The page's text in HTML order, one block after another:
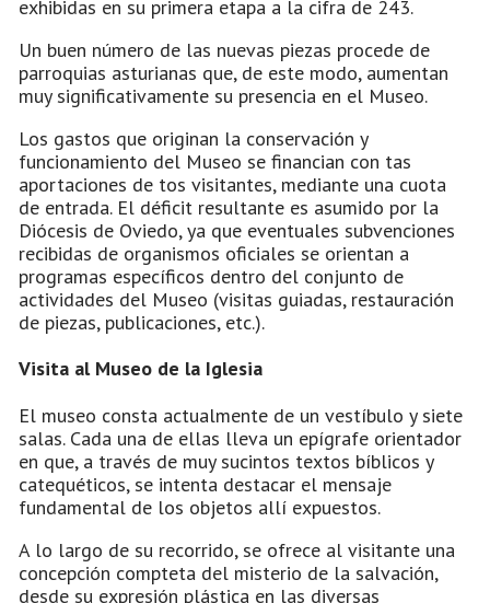
exhibidas en su primera etapa a la cifra de 243.
Un buen número de las nuevas piezas procede de
parroquias asturianas que, de este modo, aumentan
muy significativamente su presencia en el Museo.
Los gastos que originan la conservación y
funcionamiento del Museo se financian con tas
aportaciones de tos visitantes, mediante una cuota
de entrada. El déficit resultante es asumido por la
Diócesis de Oviedo, ya que eventuales subvenciones
recibidas de organismos oficiales se orientan a
programas específicos dentro del conjunto de
actividades del Museo (visitas guiadas, restauración
de piezas, publicaciones, etc.).
Visita al Museo de la Iglesia
El museo consta actualmente de un vestíbulo y siete
salas. Cada una de ellas lleva un epígrafe orientador
en que, a través de muy sucintos textos bíblicos y
catequéticos, se intenta destacar el mensaje
fundamental de los objetos allí expuestos.
A lo largo de su recorrido, se ofrece al visitante una
concepción compteta del misterio de la salvación,
desde su expresión plástica en las diversas